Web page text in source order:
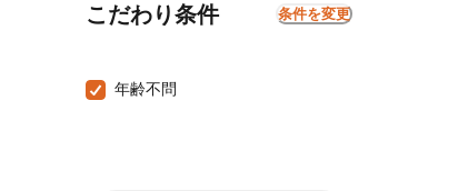
こだわり条件 条件を変更
年齢不問